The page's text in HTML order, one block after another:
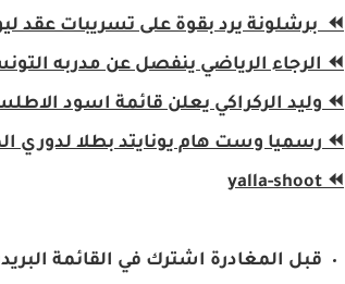
⏪برشلونة يرد بقوة على تسريبات عقد
⏪الرجاء الرياضي ينفصل عن مدربه
⏪وليد الركراكي يعلن قائمة اسود
⏪رسميا وست هام يونايتد بطلا لدوري
⏪
yalla-shoot
قبل المغادرة اشترك في القائمة